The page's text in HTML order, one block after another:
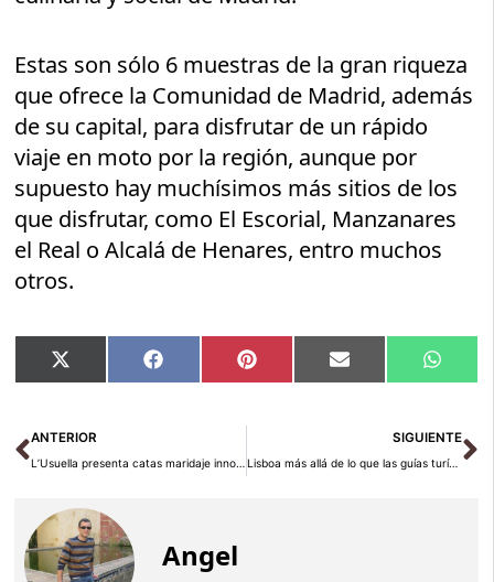
Estas son sólo 6 muestras de la gran riqueza
que ofrece la Comunidad de Madrid, además
de su capital, para disfrutar de un rápido
viaje en moto por la región, aunque por
supuesto hay muchísimos más sitios de los
que disfrutar, como El Escorial, Manzanares
el Real o Alcalá de Henares, entro muchos
otros.
Compartir
en
X
(Twitter)
Compartir
en
Facebook Compartir
en
Pinterest Compartir
en
Email
en
Ant
ANTERIOR
L’Usuella presenta catas maridaje innovadoras en Barbastro
SIGUIENTE
Lisboa más allá de lo que las guías turísticas te cuentan
Angel